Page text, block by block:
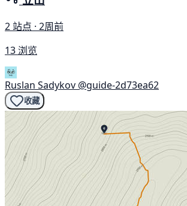
2 站点 · 2周前
13 浏览
Ruslan Sadykov @guide-2d73ea62
收藏